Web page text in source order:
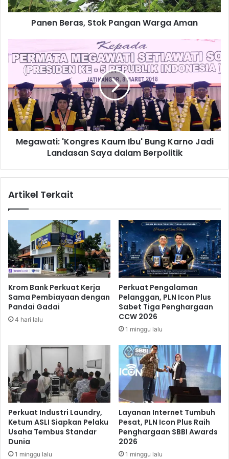
a
t
o
P
n
g
a
a
n
Panen Beras, Stok Pangan Warga Aman
e
w
t
i
:
r
a
u
m
I
u
'
u
g
r
n
o
J
a
d
L
Megawati: 'Kongres Kaum Ibu' Bung Karno Jadi
Landasan Saya dalam Berpolitik
Artikel Terkait
Krom Bank Perkuat Kerja
Sama Pembiayaan dengan
Pandai Gadai
4 hari lalu
Perkuat Pengalaman
Pelanggan, PLN Icon Plus
Sabet Tiga Penghargaan
CCW 2026
1 minggu lalu
Perkuat Industri Laundry,
Ketum ASLI Siapkan Pelaku
Usaha Tembus Standar
Dunia
1 minggu lalu
Layanan Internet Tumbuh
Pesat, PLN Icon Plus Raih
Penghargaan SBBI Awards
2026
1 minggu lalu